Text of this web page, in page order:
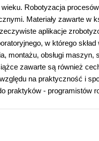
Robotyzacja
Materiały zawarte w
aplikacje
w którego
montażu, obsługi
zawarte są również
na praktyczność i
praktyków - programistów